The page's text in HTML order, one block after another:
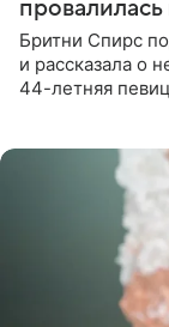
провалилась
Бритни Спирс
и рассказала о
44-летняя